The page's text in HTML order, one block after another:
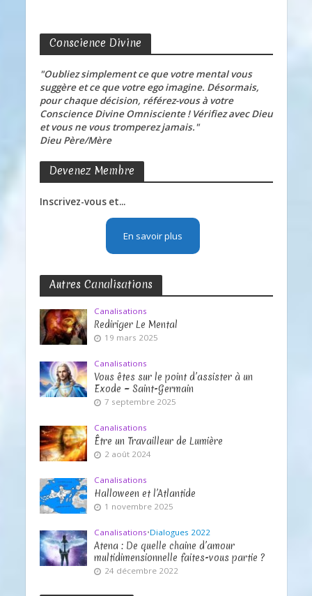
Conscience Divine
"Oubliez simplement ce que votre mental vous
suggère et ce que votre ego imagine. Désormais,
pour chaque décision, référez-vous à votre
Conscience Divine Omnisciente ! Vérifiez avec Dieu
et vous ne vous tromperez jamais."
Dieu Père/Mère
Devenez Membre
Inscrivez-vous et...
En savoir plus
Autres Canalisations
Canalisations
Rediriger Le Mental
19 mars 2025
Canalisations
Vous êtes sur le point d’assister à un
Exode ~ Saint-Germain
7 septembre 2025
Canalisations
Être un Travailleur de Lumière
2 août 2024
Canalisations
Halloween et l’Atlantide
1 novembre 2025
Canalisations•Dialogues 2022
Atena : De quelle chaine d’amour
multidimensionnelle faites-vous partie ?
24 décembre 2022